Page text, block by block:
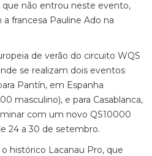
não entrou neste evento,
francesa Pauline Ado na
de verão do circuito WQS
se realizam dois eventos
Pantín, em Espanha
masculino), e para Casablanca,
com um novo QS10000
24 a 30 de setembro.
histórico Lacanau Pro, que